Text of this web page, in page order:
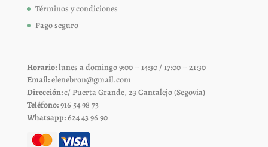
Términos y condiciones
Pago seguro
Horario:lunes a domingo 9:00 – 14:30 / 17:00 – 21:30
Email:elenebron@gmail.com
Dirección:c/ Puerta Grande, 23 Cantalejo (Segovia)
Teléfono:916 54 98 73
Whatsapp:624 43 96 90